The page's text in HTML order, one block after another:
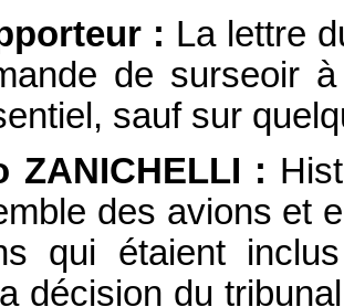
: La lettre
de surseoir
sauf sur
ZANICHELLI :
des avions et
qui étaient
décision du